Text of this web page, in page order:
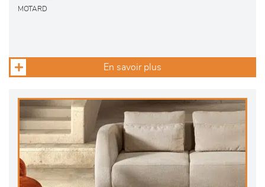
MOTARD
En savoir plus